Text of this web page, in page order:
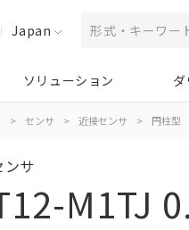
Japan
ソリューション
> センサ > 近接センサ > 円柱型
ンサ
M1TJ